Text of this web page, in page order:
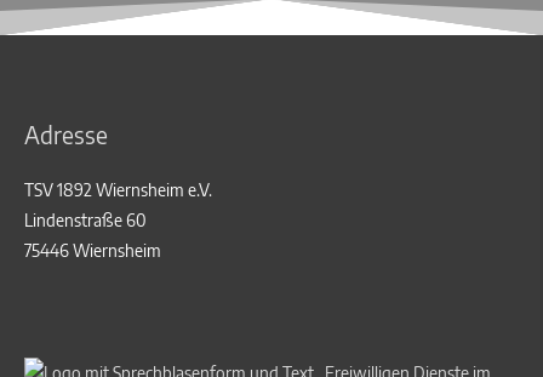
Adresse
TSV 1892 Wiernsheim e.V.
Lindenstraße 60
75446 Wiernsheim